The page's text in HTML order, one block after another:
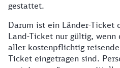
gestattet.
Darum ist ein Länder-Ticket
Land-Ticket nur gültig, wenn
aller kostenpflichtig
Ticket eingetragen sind.